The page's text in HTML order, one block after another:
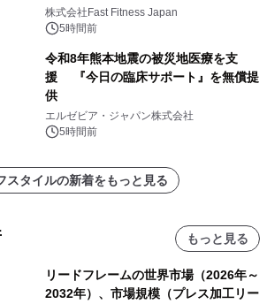
株式会社Fast Fitness Japan
5時間前
令和8年熊本地震の被災地医療を支
援 『今日の臨床サポート』を無償提
供
エルゼビア・ジャパン株式会社
5時間前
スタイルの新着をもっと見る
もっと見る
リードフレームの世界市場（2026年～
2032年）、市場規模（プレス加工リー